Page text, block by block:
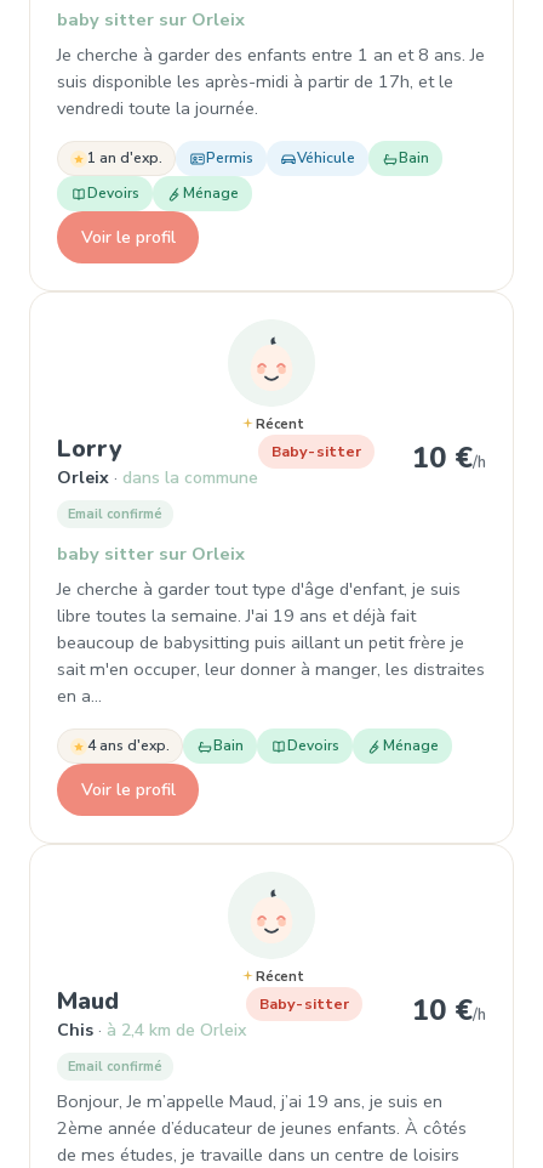
baby sitter sur Orleix
Je cherche à garder des enfants entre 1 an et 8 ans. Je
suis disponible les après-midi à partir de 17h, et le
vendredi toute la journée.
1 an d'exp. Permis Véhicule
Bain
Devoirs
Ménage
Voir le profil
Récent
Lorry, Baby-sitter à Orleix
Orleix dans la commune
Baby-sitter 10 €/h
Email confirmé
baby sitter sur Orleix
Je cherche à garder tout type d'âge d'enfant, je suis
libre toutes la semaine. J'ai 19 ans et déjà fait
beaucoup de babysitting puis aillant un petit frère je
sait m'en occuper, leur donner à manger, les distraites
en a…
4 ans d'exp. Bain Devoirs Ménage
Voir le profil
Récent
Maud , Baby-sitter à Chis
Chis à 2,4 km de Orleix
Baby-sitter 10 €/h
Email confirmé
Bonjour, Je m’appelle Maud, j’ai 19 ans, je suis en
2ème année d’éducateur de jeunes enfants. À côtés
de mes études, je travaille dans un centre de loisirs